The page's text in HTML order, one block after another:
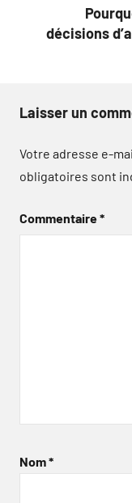
décisions
Laisser un
Votre adresse e-
obligatoires sont
Commentaire*
Nom*